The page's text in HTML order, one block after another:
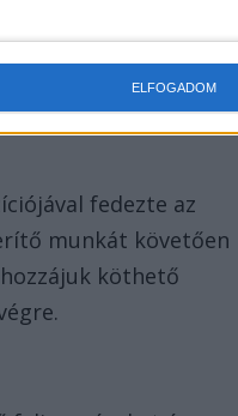
ELFOGADOM
A közösülésért
fedezte az
munkát követően
köthető